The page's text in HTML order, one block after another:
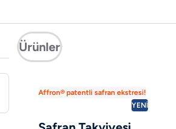
Ürünler
YENİ
Affron® patentli safran ekstresi!